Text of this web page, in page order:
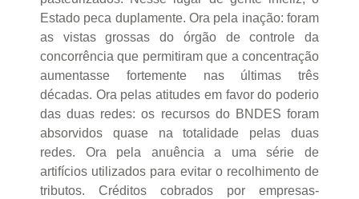
Estado peca duplamente. Ora pela inação: foram
as vistas grossas do órgão de controle da
concorrência que permitiram que a concentração
aumentasse fortemente nas últimas três
décadas. Ora pelas atitudes em favor do poderio
das duas redes: os recursos do BNDES foram
absorvidos quase na totalidade pelas duas
redes. Ora pela anuência a uma série de
artifícios utilizados para evitar o recolhimento de
tributos. Créditos cobrados por empresas-